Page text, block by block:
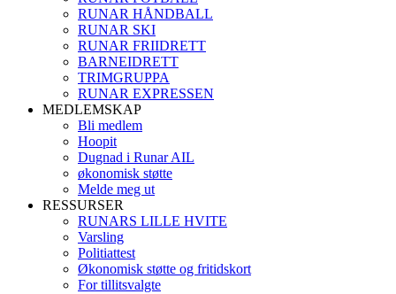
RUNAR HÅNDBALL
RUNAR SKI
RUNAR FRIIDRETT
BARNEIDRETT
TRIMGRUPPA
RUNAR EXPRESSEN
MEDLEMSKAP
Bli medlem
Hoopit
Dugnad i Runar AIL
økonomisk støtte
Melde meg ut
RESSURSER
RUNARS LILLE HVITE
Varsling
Politiattest
Økonomisk støtte og fritidskort
For tillitsvalgte